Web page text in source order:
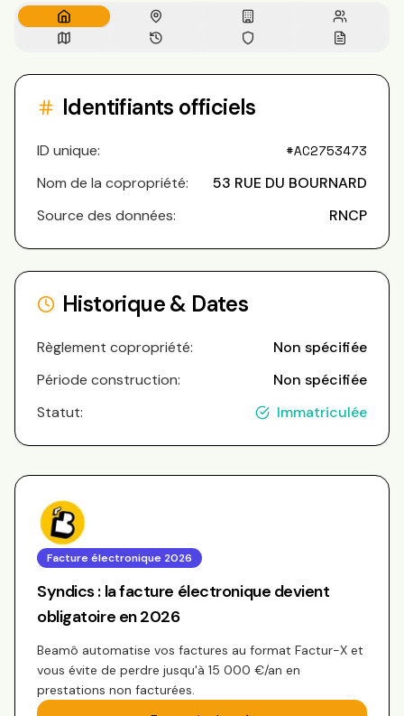
Identifiants officiels
ID unique: #AC2753473
Nom de la copropriété:
53 RUE DU BOURNARD
Source des données:
RNCP
Historique & Dates
Règlement copropriété:
Non spécifiée
Période construction:
Non spécifiée
Statut:
Immatriculée
Facture électronique 2026
Syndics : la facture électronique devient
obligatoire en 2026
Beamô automatise vos factures au format Factur-X et
vous évite de perdre jusqu'à 15 000 €/an en
prestations non facturées.